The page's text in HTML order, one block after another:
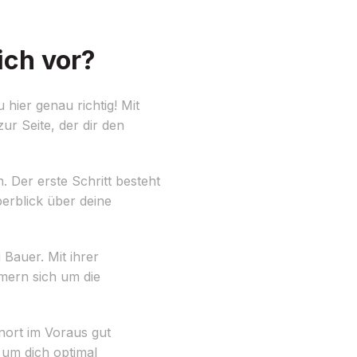
vor?
hier genau richtig! Mit
Seite, der dir den
Der erste Schritt besteht
über deine
Mit ihrer
sich um die
im Voraus gut
dich optimal